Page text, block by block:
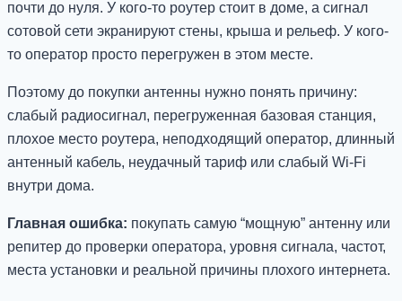
почти до нуля. У кого-то роутер стоит в доме, а сигнал
сотовой сети экранируют стены, крыша и рельеф. У кого-
то оператор просто перегружен в этом месте.
Поэтому до покупки антенны нужно понять причину:
слабый радиосигнал, перегруженная базовая станция,
плохое место роутера, неподходящий оператор, длинный
антенный кабель, неудачный тариф или слабый Wi-Fi
внутри дома.
Главная ошибка: покупать самую “мощную” антенну или
репитер до проверки оператора, уровня сигнала, частот,
места установки и реальной причины плохого интернета.